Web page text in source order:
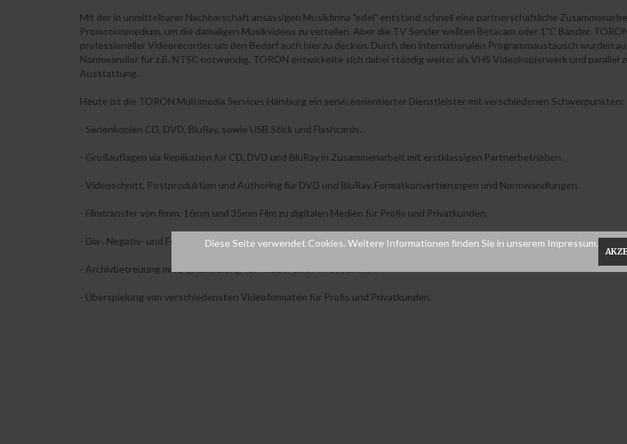
Mit der in unmittelbarer Nachbarschaft ansässigen Musikfirma "edel" entstand schnell eine partnerschaftliche
Promotionmedium, um die damaligen Musikvideos zu verteilen. Aber die TV Sender wollten Betacam oder 1"C Bänder.
professioneller Videorecorder, um den Bedarf auch hier zu decken. Durch den internationalen Programmaustausch wurden
Normwandler für z.B. NTSC notwendig. TORON entwickelte sich dabei ständig weiter als VHS Videokopierwerk und
Ausstattung.
Heute ist die TORON Multimedia Services Hamburg ein serviceorientierter Dienstleister mit verschiedenen Schwerpunkten:
- Serienkopien CD, DVD, BluRay, sowie USB Stick und Flashcards.
- Großauflagen via Replikation für CD, DVD und BluRay in Zusammenarbeit mit erstklassigen Partnerbetrieben.
- Videoschnitt, Postproduktion und Authoring für DVD und BluRay. Formatkonvertierungen und Normwandlungen.
- Filmtransfer von 8mm, 16mm und 35mm Film zu digitalen Medien für Profis und Privatkunden.
- Dia-, Negativ- und Fotoscanning.
- Archivbetreuung mit Digitalisierung von Video- und Filmbeständen.
- Überspielung von verschiedensten Videoformaten für Profis und Privatkunden.
Diese Seite verwendet Cookies. Weitere Informationen finden Sie in unserem Impressum.